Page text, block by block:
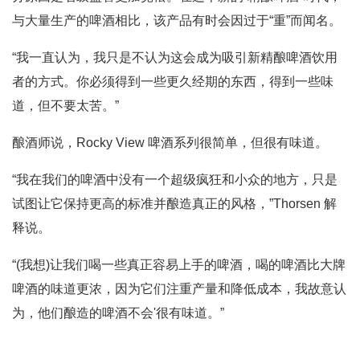
与大量生产的啤酒相比，该产品有时会因过于“重”而闻名。
“我一直认为，我只是不认为这会成为吸引新精酿啤酒饮用
者的方式。你必须得到一些更久经期的东西，得到一些味
道，但不要太苦。”
酿酒师说，Rocky View 啤酒系列很简单，但很有味道。
“我在我们的啤酒中没有一个超级疯狂和小众的地方，只是
试图让它保持更高的标准并酿造真正的风格，”Thorsen 解
释说。
“(我想)让我们喝一些真正容易上手的啤酒，喝的啤酒比大牌
啤酒的味道更浓，因为它们注重产量和降低成本，我故意认
为，他们酿造的啤酒不会'很有味道。”